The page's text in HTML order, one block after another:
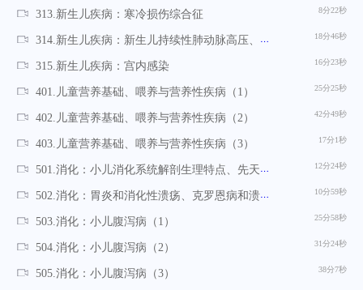
8分22秒
313.新生儿疾病：寒冷损伤综合征
18分46秒
314.新生儿疾病：新生儿持续性肺动脉高压、早产儿视网膜病变、危重新生儿监护与转运
16分23秒
315.新生儿疾病：宫内感染
25分25秒
401.儿童营养基础、喂养与营养性疾病（1）
42分49秒
402.儿童营养基础、喂养与营养性疾病（2）
17分1秒
403.儿童营养基础、喂养与营养性疾病（3）
12分24秒
501.消化：小儿消化系统解剖生理特点、先天性肥厚性幽门狭窄、先天性巨结肠、肠套叠
10分59秒
502.消化：胃炎和消化性溃疡、克罗恩病和溃疡性结肠炎、胃食管反流及反流性食管炎
25分58秒
503.消化：小儿腹泻病（1）
31分24秒
504.消化：小儿腹泻病（2）
38分7秒
505.消化：小儿腹泻病（3）